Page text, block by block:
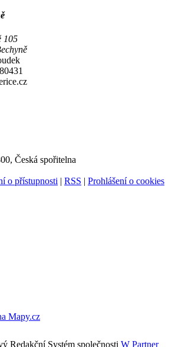
105
Česká spořitelna
o přístupnosti | RSS | Prohlášení o cookies
Redakční Systém společnosti W Partner